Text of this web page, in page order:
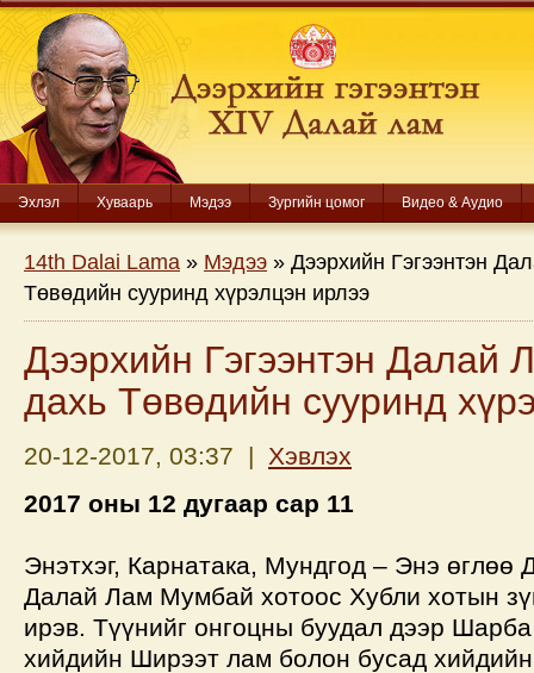
Эхлэл Хуваарь Мэдээ Зургийн цомог Видео & Аудио
14th Dalai Lama » Мэдээ » Дээрхийн Гэгээнтэн
Төвөдийн сууринд хүрэлцэн ирлээ
Дээрхийн Гэгээнтэн Далай
дахь Төвөдийн сууринд
20-12-2017, 03:37 | Хэвлэх
2017 оны 12 дугаар сар 11
Энэтхэг, Карнатака, Мундгод – Энэ өглөө
Далай Лам Мумбай хотоос Хубли хотын
ирэв. Түүнийг онгоцны буудал дээр
хийдийн Ширээт лам болон бусад